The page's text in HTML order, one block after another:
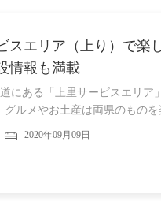
スエリア（上り）で楽
情報も満載
にある「上里サービスエリア
グルメやお土産は両県のもの
2020年09月09日